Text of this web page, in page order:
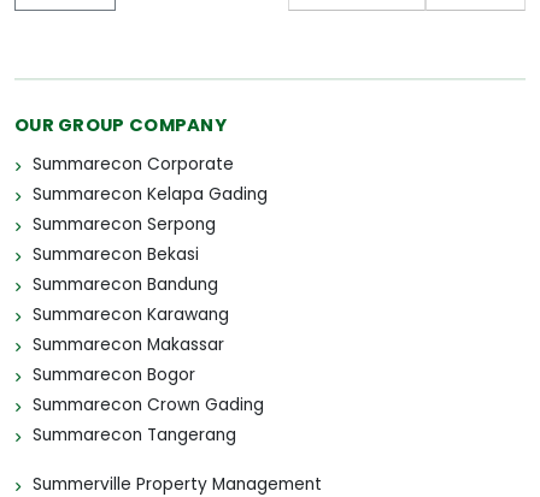
OUR GROUP COMPANY
Summarecon Corporate
Summarecon Kelapa Gading
Summarecon Serpong
Summarecon Bekasi
Summarecon Bandung
Summarecon Karawang
Summarecon Makassar
Summarecon Bogor
Summarecon Crown Gading
Summarecon Tangerang
Summerville Property Management